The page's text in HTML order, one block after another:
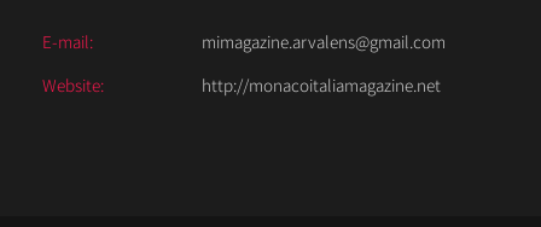
E-mail:
mimagazine.arvalens@gmail.com
Website:
http://monacoitaliamagazine.net